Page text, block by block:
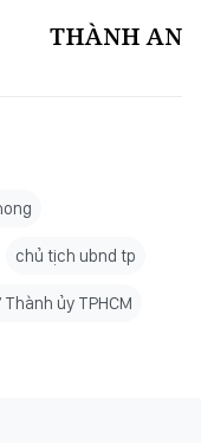
THÀNH AN
chủ tịch ubnd tp
ủy TPHCM